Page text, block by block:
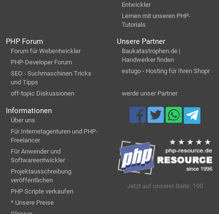
Entwickler
Lernen mit unseren PHP-
Tutorials
PHP Forum
Forum für Webentwickler
PHP-Developer Forum
SEO - Suchmaschinen Tricks
und Tipps
off-topic Diskussionen
Unsere Partner
Baukatastrophen.de |
Handwerker finden
estugo - Hosting für Ihren Shopr
werde unser Partner
Informationen
Über uns
Für Internetagenturen und PHP-
Freelancer
Für Anwender und
Softwareentwickler
Projektausschreibung
veröffentlichen
PHP Scripte verkaufen
* Unsere Preise
Jetzt auf unserer Seite: 190